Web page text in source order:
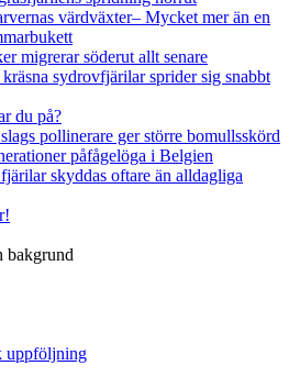
värdväxter– Mycket mer än en
migrerar söderut allt senare
sydrovfjärilar sprider sig snabbt
du på?
pollinerare ger större bomullsskörd
påfågelöga i Belgien
skyddas oftare än alldagliga
bakgrund
uppföljning